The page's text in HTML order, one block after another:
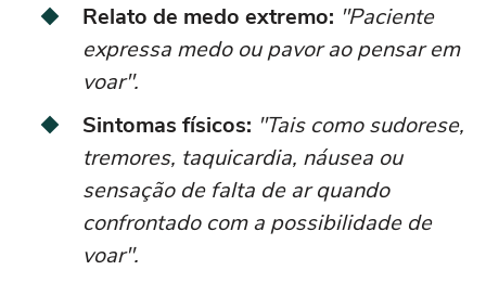
Relato de medo extremo: "Paciente
expressa medo ou pavor ao pensar em
voar".
Sintomas físicos: "Tais como sudorese,
tremores, taquicardia, náusea ou
sensação de falta de ar quando
confrontado com a possibilidade de
voar".